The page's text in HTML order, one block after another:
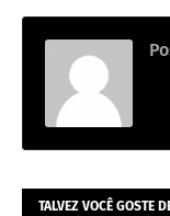
TALVEZ VOCÊ GOSTE